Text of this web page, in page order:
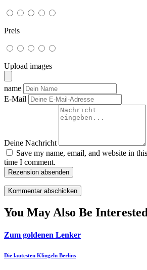
Preis
Upload images
name
E-Mail
Deine Nachricht
Save my name, email, and website in
time I comment.
Rezension absenden
You May Also Be
Zum goldenen Lenker
Die lautesten Klingeln Berlins